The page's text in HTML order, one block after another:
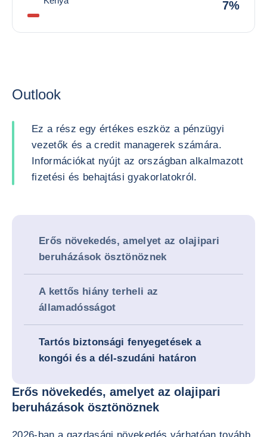
7%
Outlook
Ez a rész egy értékes eszköz a pénzügyi
vezetők és a credit managerek számára.
Információkat nyújt az országban alkalmazott
fizetési és behajtási gyakorlatokról.
Erős növekedés, amelyet az olajipari
beruházások ösztönöznek
A kettős hiány terheli az
államadósságot
Tartós biztonsági fenyegetések a
kongói és a dél-szudáni határon
Erős növekedés, amelyet az olajipari
beruházások ösztönöznek